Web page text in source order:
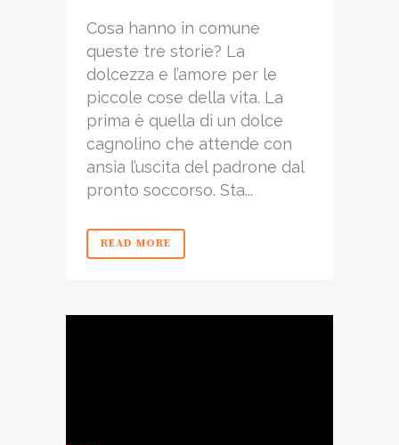
Cosa hanno in comune
queste tre storie? La
dolcezza e l’amore per le
piccole cose della vita. La
prima è quella di un dolce
cagnolino che attende con
ansia l’uscita del padrone dal
pronto soccorso. Sta...
READ MORE